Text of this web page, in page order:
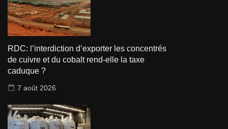
RDC: l’interdiction d’exporter les concentrés
de cuivre et du cobalt rend-elle la taxe
caduque ?
7 août 2026